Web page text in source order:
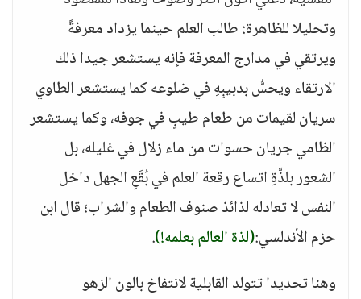
وتحليلا للظاهرة: طالب العلم حينما يزداد معرفةً
ويرتقي في مدارج المعرفة فإنه يستشعر جيدا ذلك
الارتقاء ويحسُّ بدبيبِهِ في ضلوعه كما يستشعر الطاوي
سريان لقيمات من طعام طيبٍ في جوفه، وكما يستشعر
الظامي جريان حسوات من ماء زلال في غليله، بل
الشعور بلذَّةِ اتساع رقعة العلم في بُقَعِ الجهل داخل
النفس لا تعادله لذائذ صنوف الطعام والشراب؛ قال ابن
حزم الأندلسي:(لذة العالم بعلمه!).
وهنا تحديدا تتولد القابلية لانتفاخ بالون الزهو